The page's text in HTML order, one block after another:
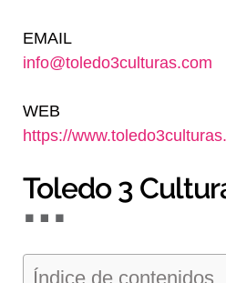
EMAIL
info@toledo3culturas.com
WEB
https://
Toledo 3
Índice de contenidos